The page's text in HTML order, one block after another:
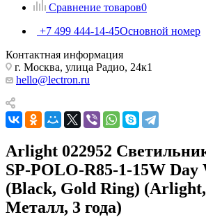
Сравнение товаров0
+7 499 444-14-45Основной номер
Контактная информация
г. Москва, улица Радио, 24к1
hello@lectron.ru
Arlight 022952
SP-POLO-R85-1-15W Day
(Black, Gold Ring)
Металл, 3 года)